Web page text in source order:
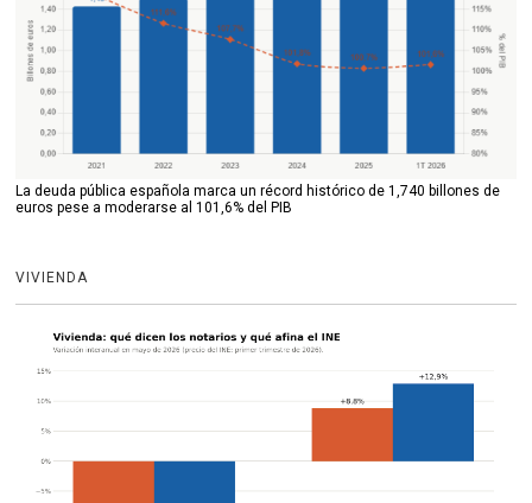
La deuda pública española marca un récord histórico de 1,740 billones de
euros pese a moderarse al 101,6% del PIB
VIVIENDA